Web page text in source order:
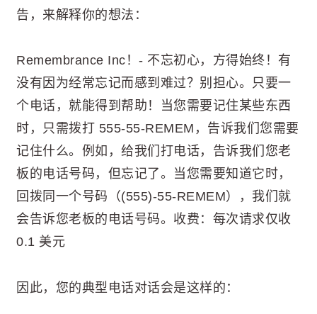
告，来解释你的想法：
Remembrance Inc！- 不忘初心，方得始终！有
没有因为经常忘记而感到难过？别担心。只要一
个电话，就能得到帮助！当您需要记住某些东西
时，只需拨打 555-55-REMEM，告诉我们您需要
记住什么。例如，给我们打电话，告诉我们您老
板的电话号码，但忘记了。当您需要知道它时，
回拨同一个号码（(555)-55-REMEM），我们就
会告诉您老板的电话号码。收费：每次请求仅收
0.1 美元
因此，您的典型电话对话会是这样的：